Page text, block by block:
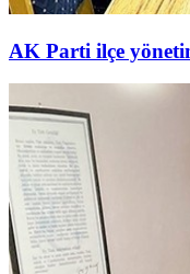
AK Parti ilçe